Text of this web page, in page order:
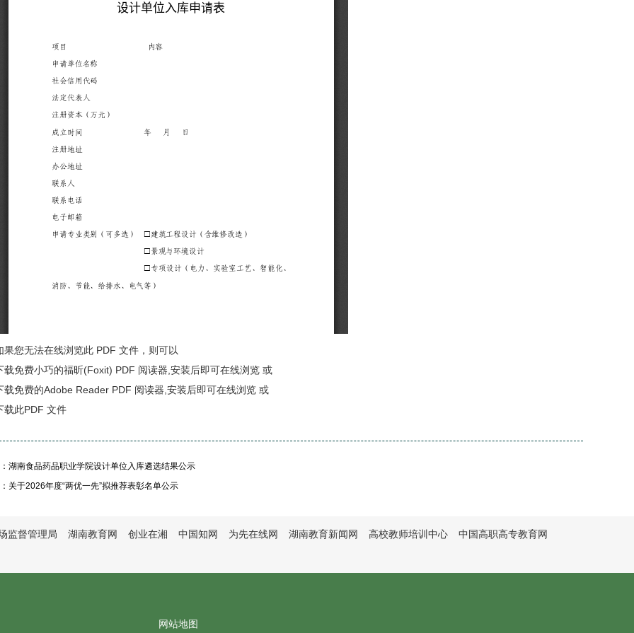
果您无法在线浏览此 PDF 文件，则可以
载免费小巧的福昕(Foxit) PDF 阅读器,安装后即可在线浏览 或
载免费的Adobe Reader PDF 阅读器,安装后即可在线浏览 或
载此PDF 文件
湖南食品药品职业学院设计单位入库遴选结果公示
关于2026年度“两优一先”拟推荐表彰名单公示
监督管理局 湖南教育网 创业在湘 中国知网 为先在线网 湖南教育新闻网 高校教师培训中心 中国高职高专教育网
网站地图